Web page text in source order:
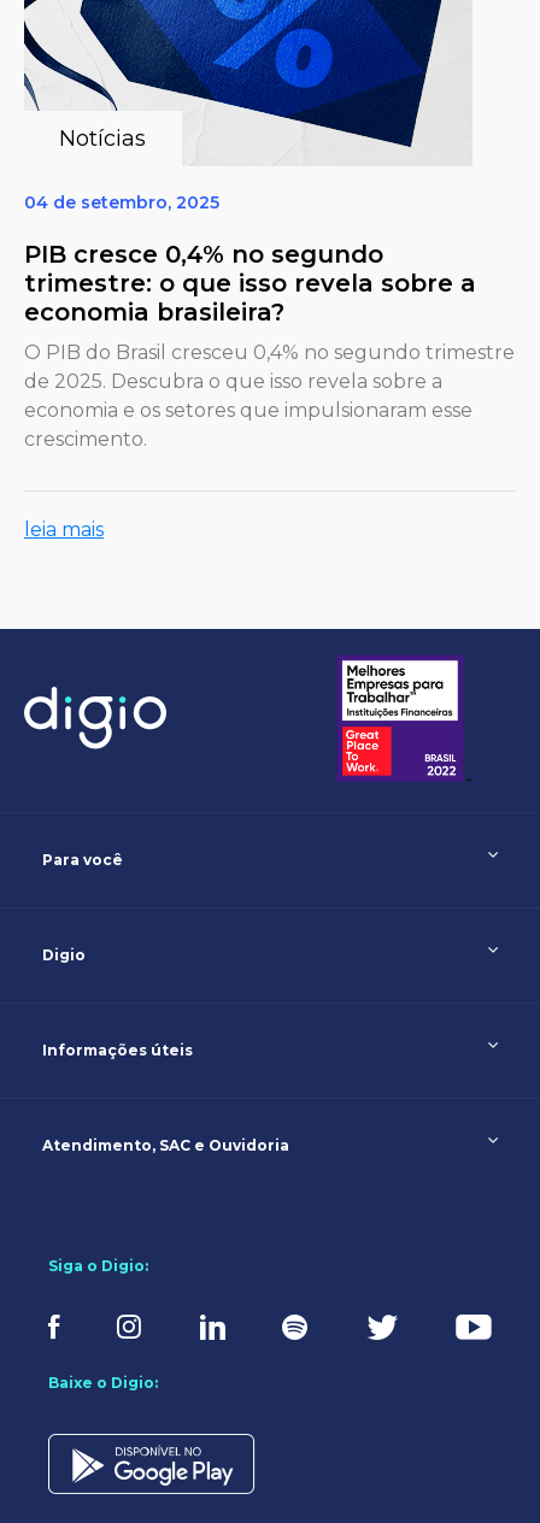
Notícias
04 de setembro, 2025
PIB cresce 0,4% no segundo
trimestre: o que isso revela sobre a
economia brasileira?
O PIB do Brasil cresceu 0,4% no segundo trimestre
de 2025. Descubra o que isso revela sobre a
economia e os setores que impulsionaram esse
crescimento.
leia mais
Para você
Digio
Informações úteis
Atendimento, SAC e Ouvidoria
Siga o Digio:
Baixe o Digio: